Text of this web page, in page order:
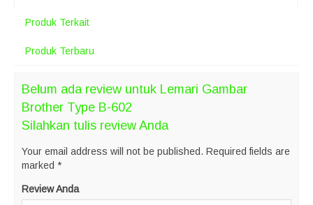
Produk Terkait
Produk Terbaru
Belum ada review untuk Lemari Gambar
Brother Type B-602
Silahkan tulis review Anda
Your email address will not be published. Required fields are
marked *
Review Anda